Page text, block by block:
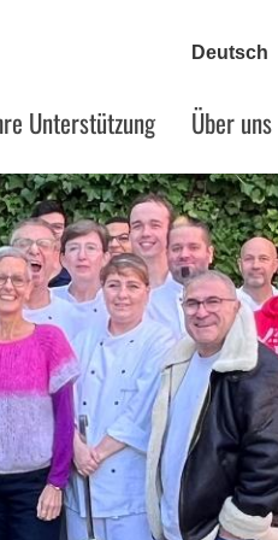
Unterstützung Über uns